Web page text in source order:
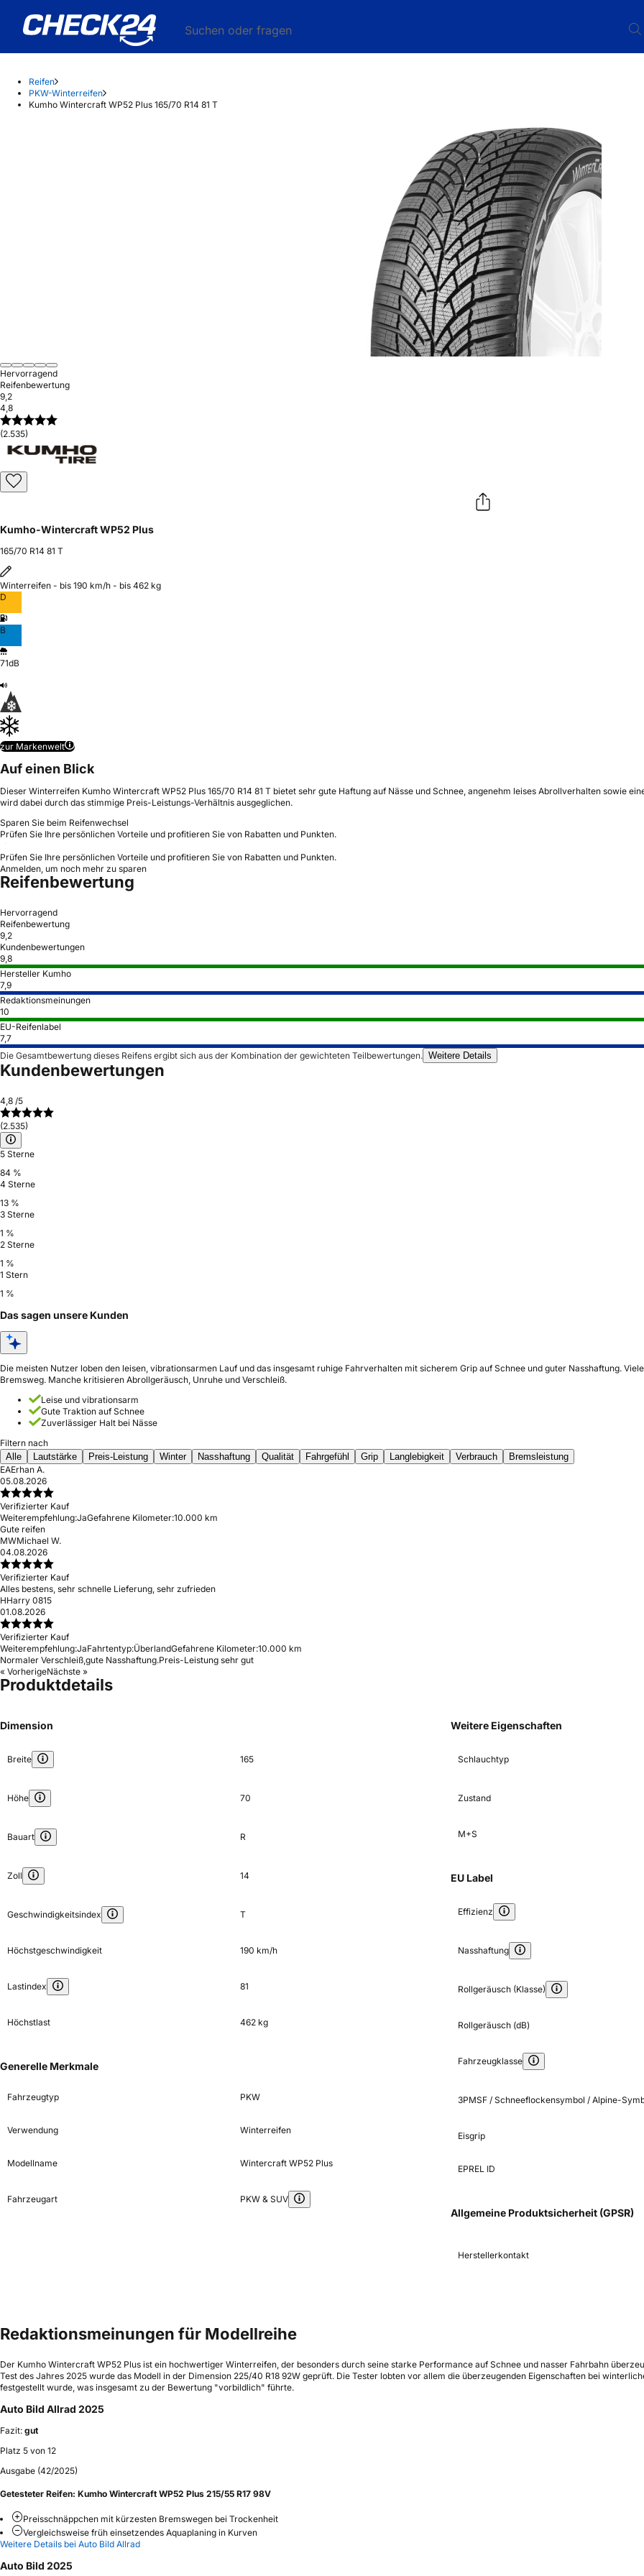
Suchen oder fragen
Reifen
PKW-Winterreifen
Kumho Wintercraft WP52 Plus 165/70 R14 81 T
Hervorragend
Reifenbewertung
9,2
4,8
(2.535)
Kumho-Wintercraft WP52 Plus
165/70 R14 81 T
Winterreifen - bis 190 km/h - bis 462 kg
D
B
71dB
zur Markenwelt
Auf einen Blick
Dieser Winterreifen Kumho Wintercraft WP52 Plus 165/70 R14 81 T bietet sehr gute Haftung auf Nässe und Schnee, angenehm leises Abrollverhalten sowie
wird dabei durch das stimmige Preis-Leistungs-Verhältnis ausgeglichen.
Sparen Sie beim Reifenwechsel
Prüfen Sie Ihre persönlichen Vorteile und profitieren Sie von Rabatten und Punkten.
Prüfen Sie Ihre persönlichen Vorteile und profitieren Sie von Rabatten und Punkten.
Anmelden, um noch mehr zu sparen
Reifenbewertung
Hervorragend
Reifenbewertung
9,2
Kundenbewertungen
9,8
Hersteller Kumho
7,9
Redaktionsmeinungen
10
EU-Reifenlabel
7,7
Die Gesamtbewertung dieses Reifens ergibt sich aus der Kombination der gewichteten Teilbewertungen. Weitere Details
Kundenbewertungen
4,8 /5
(2.535)
5 Sterne
84 %
4 Sterne
13 %
3 Sterne
1 %
2 Sterne
1 %
1 Stern
1 %
Das sagen unsere Kunden
Die meisten Nutzer loben den leisen, vibrationsarmen Lauf und das insgesamt ruhige Fahrverhalten mit sicherem Grip auf Schnee und guter Nasshaftung.
Bremsweg. Manche kritisieren Abrollgeräusch, Unruhe und Verschleiß.
Leise und vibrationsarm
Gute Traktion auf Schnee
Zuverlässiger Halt bei Nässe
Filtern nach
Alle
Lautstärke Preis-Leistung Winter Nasshaftung Qualität Fahrgefühl Grip Langlebigkeit Verbrauch
Bremsleistung
EAErhan A.
05.08.2026
Verifizierter Kauf
Weiterempfehlung:JaGefahrene Kilometer:10.000 km
Gute reifen
MWMichael W.
04.08.2026
Verifizierter Kauf
Alles bestens, sehr schnelle Lieferung, sehr zufrieden
HHarry 0815
01.08.2026
Verifizierter Kauf
Weiterempfehlung:JaFahrtentyp:ÜberlandGefahrene Kilometer:10.000 km
Normaler Verschleiß,gute Nasshaftung.Preis-Leistung sehr gut
« VorherigeNächste »
Produktdetails
Dimension
Breite 165
Höhe 70
Bauart R
Zoll 14
Geschwindigkeitsindex T
Höchstgeschwindigkeit 190 km/h
Lastindex 81
Höchstlast 462 kg
Generelle Merkmale
Fahrzeugtyp PKW
Verwendung Winterreifen
Modellname Wintercraft WP52 Plus
Fahrzeugart PKW & SUV
Weitere Eigenschaften
Schlauchtyp
Zustand
M+S
EU Label
Effizienz
Nasshaftung
Rollgeräusch (Klasse)
Rollgeräusch (dB)
Fahrzeugklasse
3PMSF / Schneeflockensymbol / Alpine-
Eisgrip
EPREL ID
Allgemeine Produktsicherheit (GPSR)
Herstellerkontakt
Redaktionsmeinungen für Modellreihe
Der Kumho Wintercraft WP52 Plus ist ein hochwertiger Winterreifen, der besonders durch seine starke Performance auf Schnee und nasser Fahrbahn
Test des Jahres 2025 wurde das Modell in der Dimension 225/40 R18 92W geprüft. Die Tester lobten vor allem die überzeugenden Eigenschaften bei
festgestellt wurde, was insgesamt zu der Bewertung "vorbildlich" führte.
Auto Bild Allrad 2025
Fazit: gut
Platz 5 von 12
Ausgabe (42/2025)
Getesteter Reifen: Kumho Wintercraft WP52 Plus 215/55 R17 98V
Preisschnäppchen mit kürzesten Bremswegen bei Trockenheit
Vergleichsweise früh einsetzendes Aquaplaning in Kurven
Weitere Details bei Auto Bild Allrad
Auto Bild 2025